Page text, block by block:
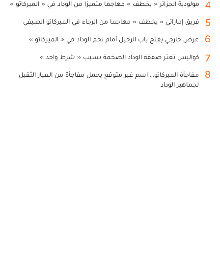
4 مولودية الجزائر « يخطف » مهاجما متميزا من الوداد في « الميركاتو »
5 فريق إماراتي « يخطف » مهاجما من الرجاء في الميركاتو الصيفي
6 عرض خارجي يفتح باب الرحيل أمام نجم الوداد في « الميركاتو »
7 كواليس تعثر صفقة الوداد الضخمة بسبب « شرط واحد »
8
مفاجأة الميركاتو... اسم غير متوقع يحمل مفاجأة من العيار الثقيل
لجماهير الوداد